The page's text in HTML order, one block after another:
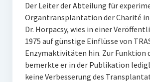
Der Leiter der Abteilung für
Organtransplantation der Charité
Dr. Horpacsy, wies in einer
1975 auf günstige Einflüsse von
Enzymaktivitäten hin. Zur Funktion
bemerkte er in der Publikation
keine Verbesserung des